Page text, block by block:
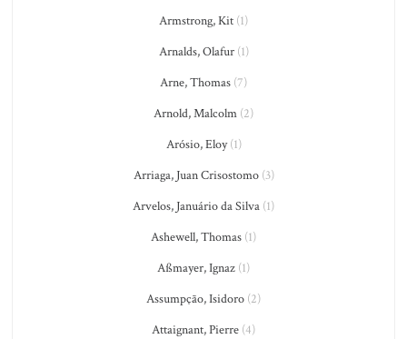
Armstrong, Kit (1)
Arnalds, Olafur(1)
Arne, Thomas (7)
Arnold, Malcolm (2)
Arósio, Eloy(1)
Arriaga, Juan Crisostomo(3)
Arvelos, Januário da Silva (1)
Ashewell, Thomas (1)
Aßmayer, Ignaz (1)
Assumpção, Isidoro (2)
Attaignant, Pierre (4)